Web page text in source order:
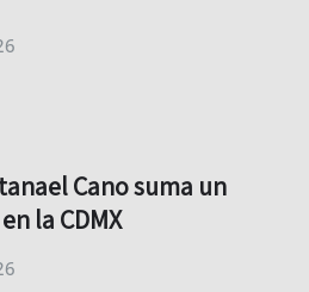
Cano suma un
la CDMX